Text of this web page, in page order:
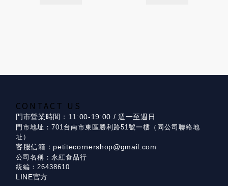
CONTACT US
門市營業時間：11:00-19:00 / 週一至週日
門市地址：701台南市東區勝利路51號一樓（同公司聯絡地
址）
客服信箱：petitecornershop@gmail.com
公司名稱：永紅食品行
統編：26438610
LINE官方